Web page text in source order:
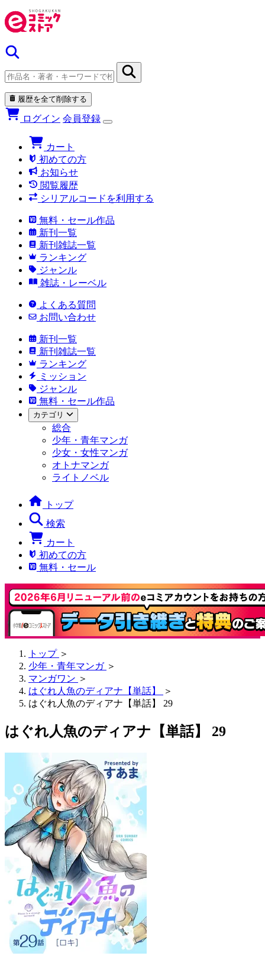
履歴を全て削除する
ログイン 会員登録
カート
初めての方
お知らせ
閲覧履歴
シリアルコードを利用する
無料・セール作品
新刊一覧
新刊雑誌一覧
ランキング
ジャンル
雑誌・レーベル
よくある質問
お問い合わせ
新刊一覧
新刊雑誌一覧
ランキング
ミッション
ジャンル
無料・セール作品
カテゴリ
総合
少年・青年マンガ
少女・女性マンガ
オトナマンガ
ライトノベル
トップ
検索
カート
初めての方
無料・セール
トップ ＞
少年・青年マンガ ＞
マンガワン ＞
はぐれ人魚のディアナ【単話】
＞
はぐれ人魚のディアナ【単話】 29
はぐれ人魚のディアナ【単話】 29